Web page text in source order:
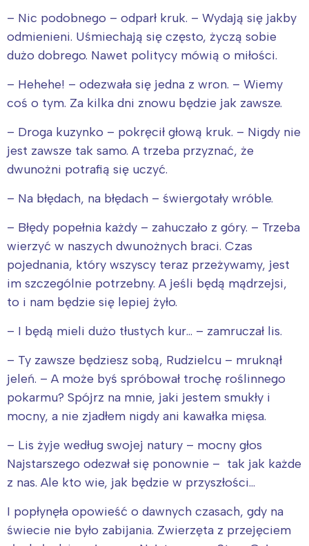
– Nic podobnego – odparł kruk. – Wydają się jakby
odmienieni. Uśmiechają się często, życzą sobie
dużo dobrego. Nawet politycy mówią o miłości.
– Hehehe! – odezwała się jedna z wron. – Wiemy
coś o tym. Za kilka dni znowu będzie jak zawsze.
– Droga kuzynko – pokręcił głową kruk. – Nigdy nie
jest zawsze tak samo. A trzeba przyznać, że
dwunożni potrafią się uczyć.
– Na błędach, na błędach – świergotały wróble.
– Błędy popełnia każdy – zahuczało z góry. – Trzeba
wierzyć w naszych dwunożnych braci. Czas
pojednania, który wszyscy teraz przeżywamy, jest
im szczególnie potrzebny. A jeśli będą mądrzejsi,
to i nam będzie się lepiej żyło.
– I będą mieli dużo tłustych kur… – zamruczał lis.
– Ty zawsze będziesz sobą, Rudzielcu – mruknął
jeleń. – A może byś spróbował trochę roślinnego
pokarmu? Spójrz na mnie, jaki jestem smukły i
mocny, a nie zjadłem nigdy ani kawałka mięsa.
– Lis żyje według swojej natury – mocny głos
Najstarszego odezwał się ponownie – tak jak każde
z nas. Ale kto wie, jak będzie w przyszłości…
I popłynęła opowieść o dawnych czasach, gdy na
świecie nie było zabijania. Zwierzęta z przejęciem